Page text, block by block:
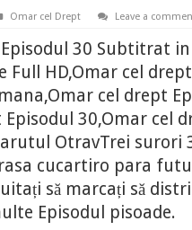
Omar cel Drept Leave a
30 Subtitrat
Full HD,Omar cel
cel drept
30,Omar cel
OtravTrei
cucartiro para
să marcați să
Episodul pisoade.